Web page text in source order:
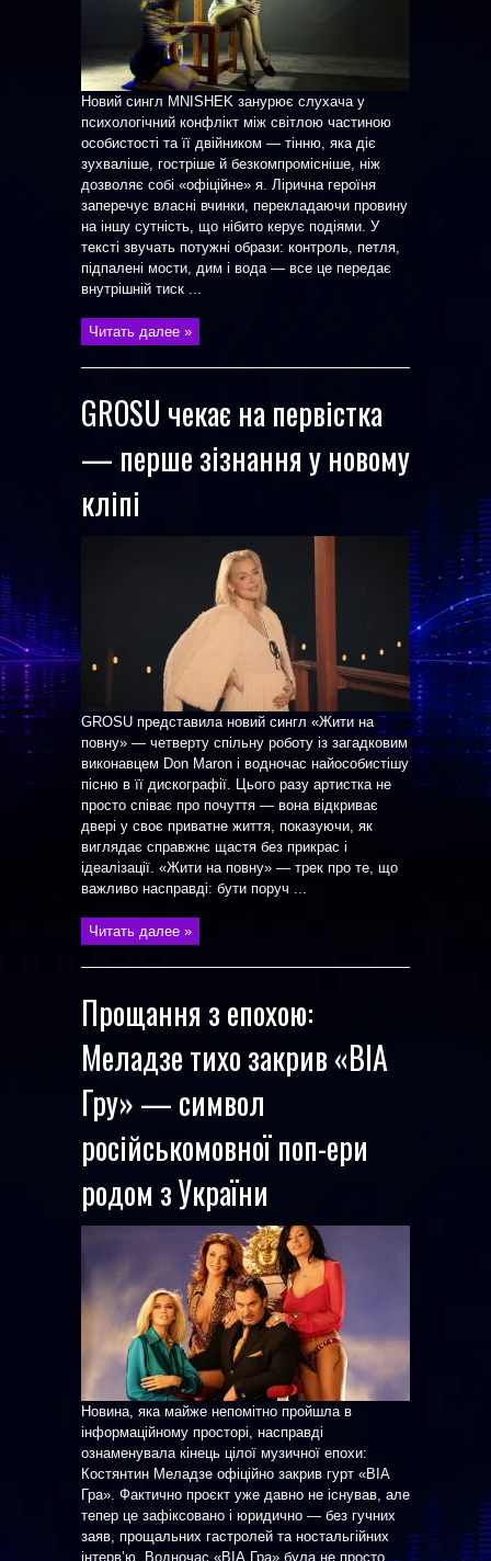
Новий сингл MNISHEK занурює слухача у
психологічний конфлікт між світлою частиною
особистості та її двійником — тінню, яка діє
зухваліше, гостріше й безкомпромісніше, ніж
дозволяє собі «офіційне» я. Лірична героїня
заперечує власні вчинки, перекладаючи провину
на іншу сутність, що нібито керує подіями. У
тексті звучать потужні образи: контроль, петля,
підпалені мости, дим і вода — все це передає
внутрішній тиск ...
Читать далее »
GROSU чекає на первістка
— перше зізнання у новому
кліпі
GROSU представила новий сингл «Жити на
повну» — четверту спільну роботу із загадковим
виконавцем Don Maron і водночас найособистішу
пісню в її дискографії. Цього разу артистка не
просто співає про почуття — вона відкриває
двері у своє приватне життя, показуючи, як
виглядає справжнє щастя без прикрас і
ідеалізації. «Жити на повну» — трек про те, що
важливо насправді: бути поруч ...
Читать далее »
Прощання з епохою:
Меладзе тихо закрив «ВІА
Гру» — символ
російськомовної поп-ери
родом з України
Новина, яка майже непомітно пройшла в
інформаційному просторі, насправді
ознаменувала кінець цілої музичної епохи:
Костянтин Меладзе офіційно закрив гурт «ВІА
Гра». Фактично проєкт уже давно не існував, але
тепер це зафіксовано і юридично — без гучних
заяв, прощальних гастролей та ностальгійних
інтерв’ю. Водночас «ВІА Гра» була не просто